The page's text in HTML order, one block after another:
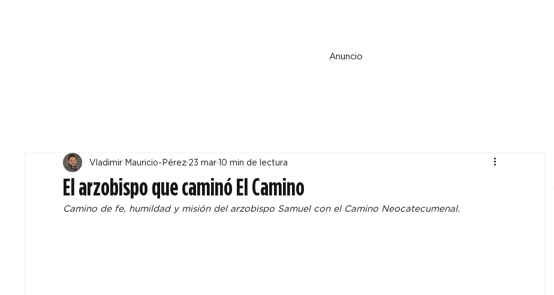
Anuncio
El arzobispo que caminó El Camino
Vladimir Mauricio-Pérez 23 mar 10 min de lectura
Camino de fe, humildad y misión del arzobispo Samuel con el Camino Neocatecumenal.